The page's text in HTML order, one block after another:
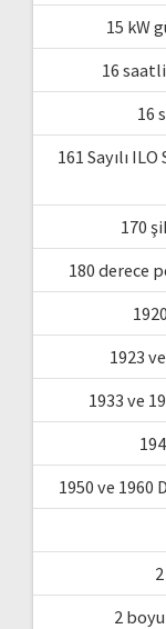
15 kW
16
16
161 Sayılı
170
180 derece
1923
1933 ve
1950 ve
2